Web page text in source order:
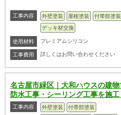
工事内容 外壁塗装 屋根塗装
付帯部塗装
デッキ材交換
使用材料 プレミアムシリコン
工事費用 詳しくはお問い合わせください
名古屋市緑区｜大和ハウスの建
防水工事・シーリング工事を施
工事内容 外壁塗装
付帯部塗装